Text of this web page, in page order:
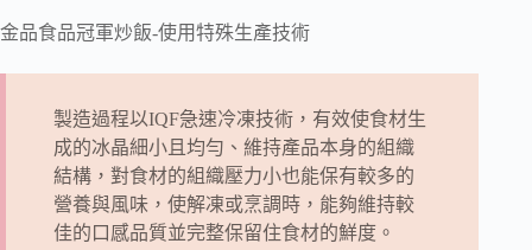
金品食品冠軍炒飯-使用特殊生產技術
製造過程以IQF急速冷凍技術，有效使食材生
成的冰晶細小且均勻、維持產品本身的組織
結構，對食材的組織壓力小也能保有較多的
營養與風味，使解凍或烹調時，能夠維持較
佳的口感品質並完整保留住食材的鮮度。